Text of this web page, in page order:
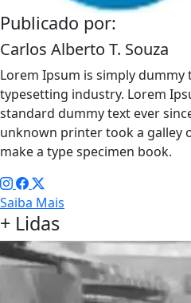
Publicado por:
Carlos Alberto T. Souza
Lorem Ipsum is simply
typesetting industry. Lorem
standard dummy text ever
unknown printer took a galley
make a type specimen book.
Saiba Mais
+ Lidas